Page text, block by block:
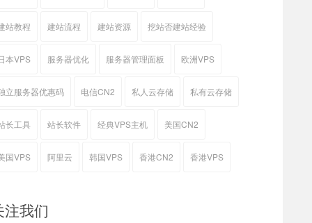
站教程 建站流程 建站资源 挖站否建站经验
本VPS 服务器优化 服务器管理面板 欧洲VPS
立服务器优惠码 电信CN2 私人云存储 私有云存储
长工具 站长软件 经典VPS主机 美国CN2
国VPS 阿里云 韩国VPS 香港CN2 香港VPS
注我们